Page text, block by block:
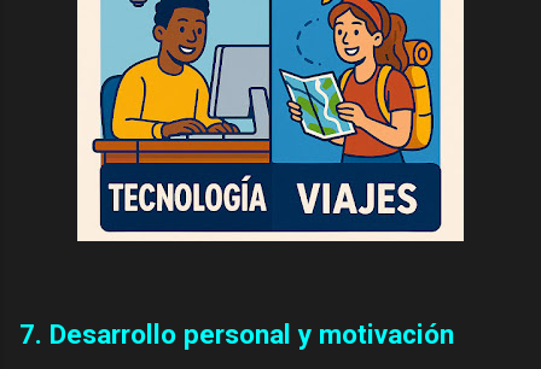
7. Desarrollo personal y motivación